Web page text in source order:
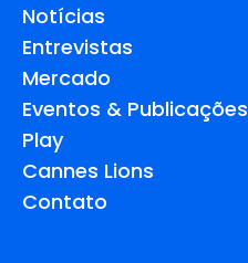
Notícias
Entrevistas
Mercado
Eventos & Publicações
Play
Cannes Lions
Contato